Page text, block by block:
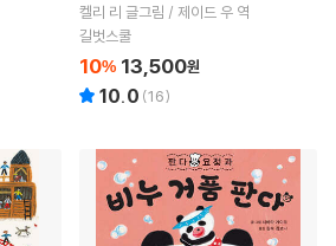
켈리 리 글그림 / 제이드 우 역
길벗스쿨
10% 13,500원
10.0 (16)